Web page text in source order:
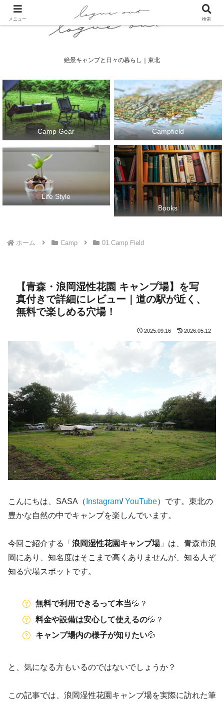
絶景キャンプと日々の暮らし｜東北
Camp Gear Campfield
Life Style
Books
ホーム Camp 01.Camp Field
【青森・浪岡湿性花園 キャンプ場】を写
真付きで詳細にレビュー｜道の駅が近く、
無料で楽しめる穴場！
2025.09.16 2026.05.12
こんにちは、SASA（ Instagram/YouTube）です。東北の
豊かな自然の中でキャンプを楽しんでいます。
今回ご紹介する「 浪岡湿性花園キャンプ場」は、青森市浪
岡にあり、知名度はそこまで高くありませんが、知る人ぞ
知る穴場スポットです。
無料で利用できるって本当💦？
料金や設備は安心して使えるの💦？
キャンプ場内の様子が知りたい💦
と、気になる方もいるのではないでしょうか？
この記事では、浪岡湿性花園キャンプ場を実際に訪れた筆
メニュー 検索